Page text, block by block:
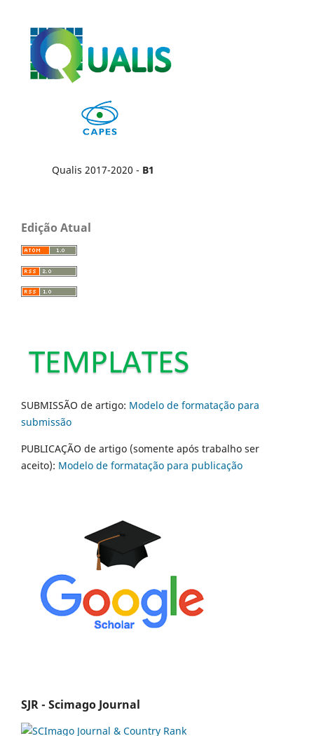
Qualis 2017-2020 - B1
Edição Atual
SUBMISSÃO de artigo: Modelo de formatação para
submissão
PUBLICAÇÃO de artigo (somente após trabalho ser
aceito): Modelo de formatação para publicação
SJR - Scimago Journal